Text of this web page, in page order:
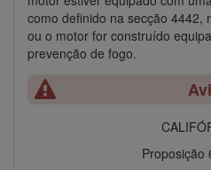
como definido na secção 4442,
ou o motor for construído
prevenção de fogo.
Proposição